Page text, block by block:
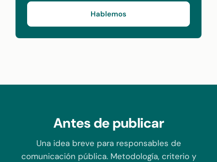
Hablemos
Antes de publicar
Una idea breve para responsables de
comunicación pública. Metodología, criterio y